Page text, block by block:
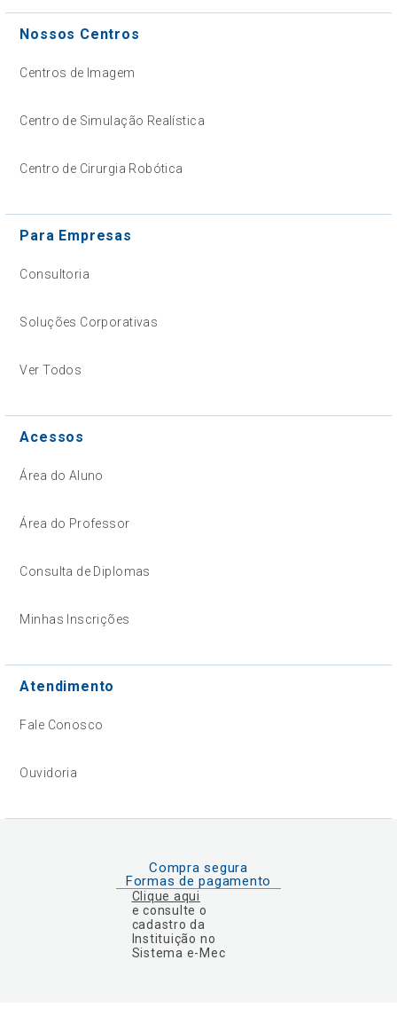
Nossos Centros
Centros de Imagem
Centro de Simulação Realística
Centro de Cirurgia Robótica
Para Empresas
Consultoria
Soluções Corporativas
Ver Todos
Acessos
Área do Aluno
Área do Professor
Consulta de Diplomas
Minhas Inscrições
Atendimento
Fale Conosco
Ouvidoria
Compra segura
Formas de pagamento
Clique aqui
e consulte o
cadastro da
Instituição no
Sistema e-Mec